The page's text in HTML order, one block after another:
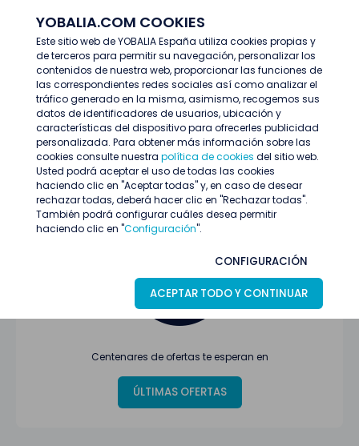
YOBALIA.COM COOKIES
Este sitio web de YOBALIA España utiliza cookies propias y
de terceros para permitir su navegación, personalizar los
contenidos de nuestra web, proporcionar las funciones de
las correspondientes redes sociales así como analizar el
tráfico generado en la misma, asimismo, recogemos sus
datos de identificadores de usuarios, ubicación y
características del dispositivo para ofrecerles publicidad
personalizada. Para obtener más información sobre las
cookies consulte nuestra política de cookies del sitio web.
Usted podrá aceptar el uso de todas las cookies
haciendo clic en "Aceptar todas" y, en caso de desear
rechazar todas, deberá hacer clic en "Rechazar todas".
También podrá configurar cuáles desea permitir
haciendo clic en "Configuración".
CONFIGURACIÓN
ACEPTAR TODO Y CONTINUAR
Últimas ofertas
Oferta no encontrada o ha finalizado su
proceso de selección
Centenares de ofertas te esperan en
ÚLTIMAS OFERTAS